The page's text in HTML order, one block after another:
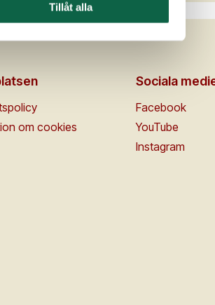
Tillåt alla
om cookies
Sociala
Facebook
YouTube
Instagram